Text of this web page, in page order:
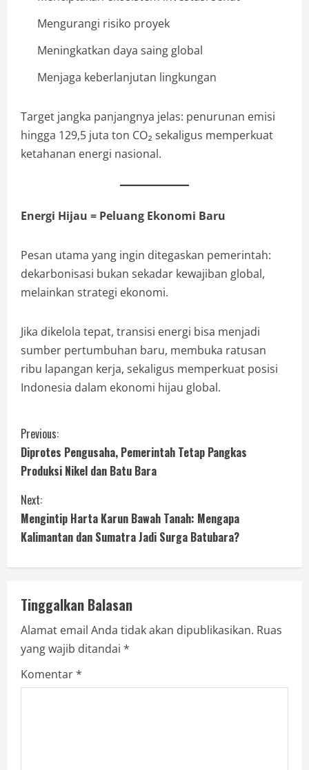
Mengurangi risiko proyek
Meningkatkan daya saing global
Menjaga keberlanjutan lingkungan
Target jangka panjangnya jelas: penurunan emisi
hingga 129,5 juta ton CO₂ sekaligus memperkuat
ketahanan energi nasional.
Energi Hijau = Peluang Ekonomi Baru
Pesan utama yang ingin ditegaskan pemerintah:
dekarbonisasi bukan sekadar kewajiban global,
melainkan strategi ekonomi.
Jika dikelola tepat, transisi energi bisa menjadi
sumber pertumbuhan baru, membuka ratusan
ribu lapangan kerja, sekaligus memperkuat posisi
Indonesia dalam ekonomi hijau global.
Previous:
Diprotes Pengusaha, Pemerintah Tetap Pangkas
Produksi Nikel dan Batu Bara
Next:
Mengintip Harta Karun Bawah Tanah: Mengapa
Kalimantan dan Sumatra Jadi Surga Batubara?
Tinggalkan Balasan
Alamat email Anda tidak akan dipublikasikan. Ruas
yang wajib ditandai *
Komentar*